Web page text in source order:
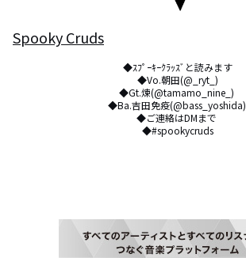
Spooky Cruds
◆ｽﾌﾟｰｷｰｸﾗｯｽﾞと読みます
◆Vo.朝田(@_ryt_)
◆Gt.煉(@tamamo_nine_)
◆Ba.吉田免疫(@bass_yoshida)
◆ご連絡はDMまで
◆#spookycruds